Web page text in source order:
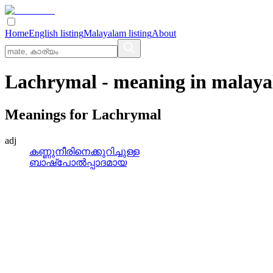
HomeEnglish listingMalayalam listingAbout
Lachrymal - meaning in
Meanings for Lachrymal
adj
കണ്ണുനീരിനെക്കുറിച്ചുള്ള
ബാഷ്‌പോല്‍പ്പാദമായ